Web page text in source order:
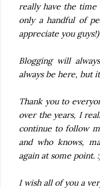
really have the
only a handful of
appreciate you guys!)
Blogging will
always be here, but
Thank you to
over the years, I
continue to follow
and who knows,
again at some point.
I wish all of you a